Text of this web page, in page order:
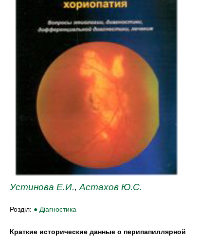
Устинова Е.И.,Астахов Ю.С.
Розділ: ● Діагностика
Краткие исторические данные о перипапиллярной